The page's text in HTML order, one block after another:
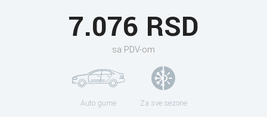
7.076 RSD
sa PDV-om
Auto gume Za sve sezone